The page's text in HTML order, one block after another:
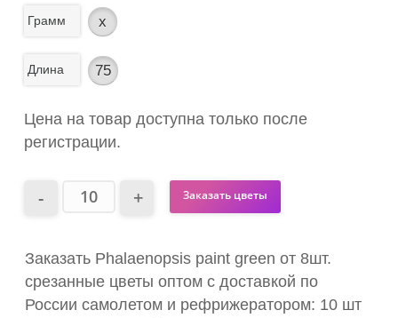
Грамм x
Длина 75
Цена на товар доступна только после
регистрации.
Заказать цветы
Заказать Phalaenopsis paint green от 8шт.
срезанные цветы оптом с доставкой по
России самолетом и рефрижератором: 10 шт